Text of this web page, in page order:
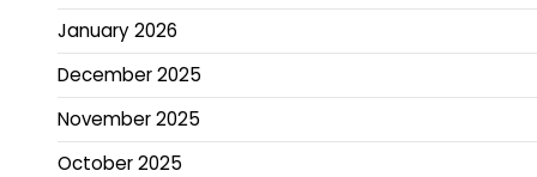
January 2026
December 2025
November 2025
October 2025